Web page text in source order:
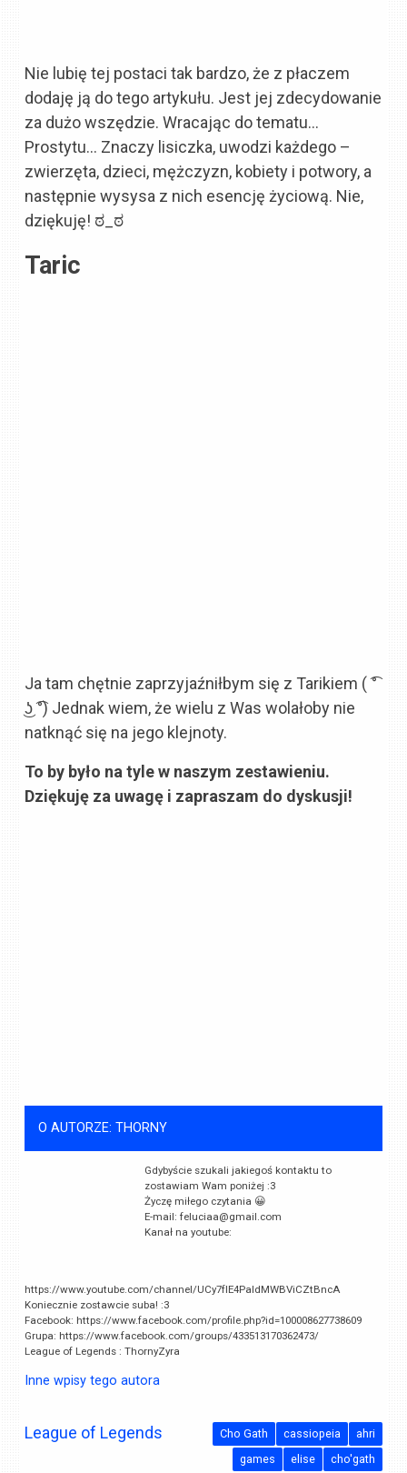
Nie lubię tej postaci tak bardzo, że z płaczem
dodaję ją do tego artykułu. Jest jej zdecydowanie
za dużo wszędzie. Wracając do tematu…
Prostytu… Znaczy lisiczka, uwodzi każdego –
zwierzęta, dzieci, mężczyzn, kobiety i potwory, a
następnie wysysa z nich esencję życiową. Nie,
dziękuję! ಠ_ಠ
Taric
Ja tam chętnie zaprzyjaźniłbym się z Tarikiem ( ͡°
͜ʖ ͡°) Jednak wiem, że wielu z Was wolałoby nie
natknąć się na jego klejnoty.
To by było na tyle w naszym zestawieniu.
Dziękuję za uwagę i zapraszam do dyskusji!
O AUTORZE: THORNY
Gdybyście szukali jakiegoś kontaktu to
zostawiam Wam poniżej :3
Życzę miłego czytania 😀
E-mail: feluciaa@gmail.com
Kanał na youtube:
https://www.youtube.com/channel/UCy7fIE4PaIdMWBViCZtBncA
Koniecznie zostawcie suba! :3
Facebook: https://www.facebook.com/profile.php?id=100008627738609
Grupa: https://www.facebook.com/groups/433513170362473/
League of Legends : ThornyZyra
Inne wpisy tego autora
League of Legends ahri
cassiopeia
Cho Gath
cho'gath
elise
games